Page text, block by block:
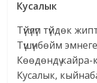
Кусалык
Түйүлүп түйдөк
Түшүнбөйм
Көөдөндү
Кусалык,